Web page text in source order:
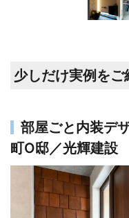
少しだけ実例をご
部屋ごと内装デ
町O邸／光輝建設